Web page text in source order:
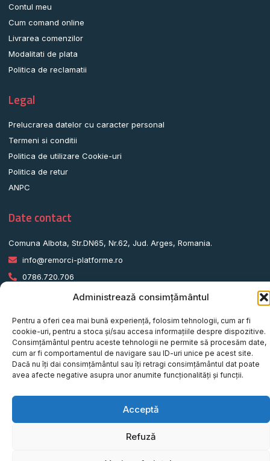
Administrează consimțământul
Pentru a oferi cea mai bună experiență, folosim tehnologii, cum ar fi
cookie-uri, pentru a stoca și/sau accesa informațiile despre dispozitive.
Consimțământul pentru aceste tehnologii ne permite să procesăm date,
cum ar fi comportamentul de navigare sau ID-uri unice pe acest site.
Dacă nu îți dai consimțământul sau îți retragi consimțământul dat poate
avea afecte negative asupra unor anumite funcționalități și funcții.
Acceptă
Refuză
Contul meu
Cum comand online
Livrarea comenzilor
Modalitati de plata
Politica de reclamatii
Legal
Prelucrarea datelor cu caracter personal
Termeni si conditii
Politica de utilizare Cookie-uri
Politica de retur
ANPC
Date contact
Comuna Albota, Str.DN65, Nr.62, Jud. Arges, Romania.
info@remorci-platforme.ro
0786.720.706
0786.720.709
0787.772.773
© Tot Five-O Concept S.R.L - Toate drepturile rezervate.